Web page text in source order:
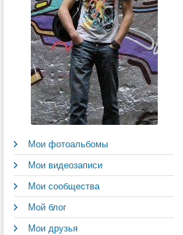
Мои фотоальбомы
Мои видеозаписи
Мои сообщества
Мой блог
Мои друзья